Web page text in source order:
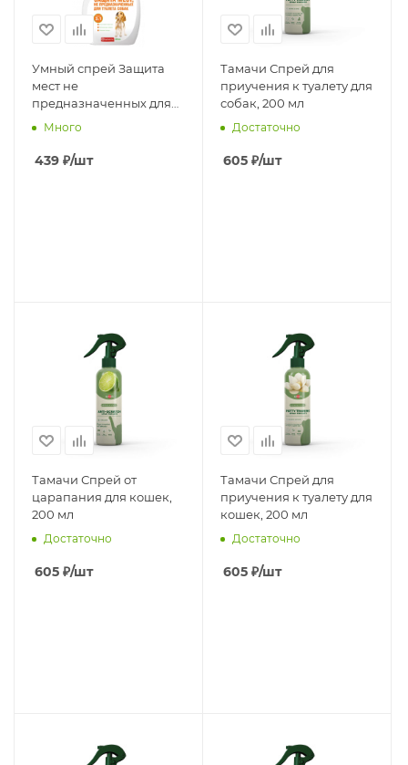
Умный спрей Защита
мест не
предназначенных для
туалета собак, 200 мл
Много
439 ₽/шт
Тамачи Спрей для
приучения к туалету для
собак, 200 мл
Достаточно
605 ₽/шт
Тамачи Спрей от
царапания для кошек,
200 мл
Достаточно
605 ₽/шт
Тамачи Спрей для
приучения к туалету для
кошек, 200 мл
Достаточно
605 ₽/шт